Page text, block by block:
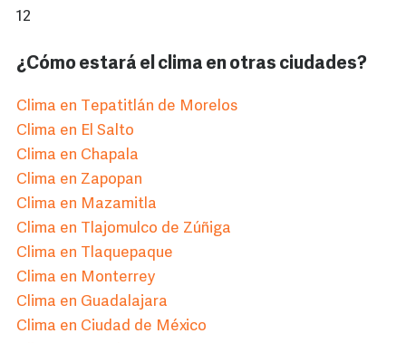
12
¿Cómo estará el clima en otras ciudades?
Clima en Tepatitlán de Morelos
Clima en El Salto
Clima en Chapala
Clima en Zapopan
Clima en Mazamitla
Clima en Tlajomulco de Zúñiga
Clima en Tlaquepaque
Clima en Monterrey
Clima en Guadalajara
Clima en Ciudad de México